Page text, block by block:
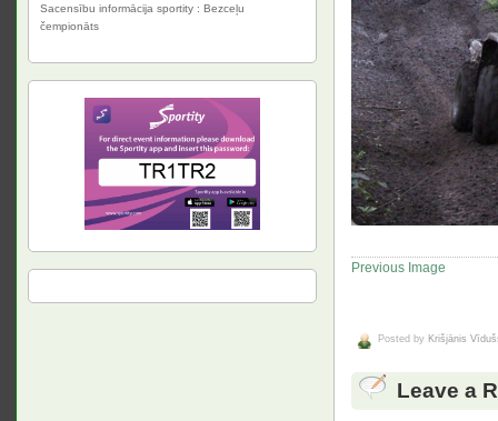
Previous Image
Posted by Krišjānis
Leave a
Sacensību informācija sportity : Bezceļu
čempionāts